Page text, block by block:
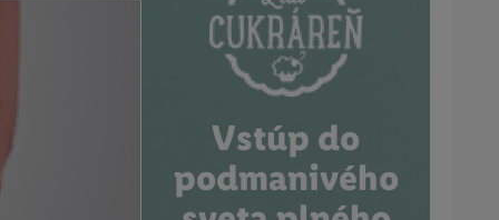
Vstúp do
podmanivého